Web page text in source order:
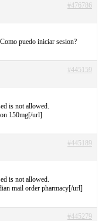
#476786
puedo iniciar sesion?
#445159
is not allowed.
150mg[/url]
#445189
is not allowed.
mail order pharmacy[/url]
#445279